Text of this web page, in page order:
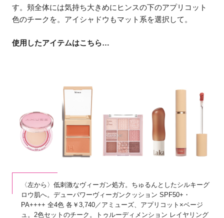
す。頬全体には気持ち大きめにヒンスの下のアプリコット
色のチークを。アイシャドウもマット系を選択して。
使用したアイテムはこちら…
〈左から〉低刺激なヴィーガン処方。ちゅるんとしたシルキーグ
ロウ肌へ。デューパワーヴィーガンクッション SPF50+・
PA++++ 全4色 各￥3,740／アミューズ、アプリコット×ベージ
ュ。2色セットのチーク。トゥルーディメンション レイヤリング